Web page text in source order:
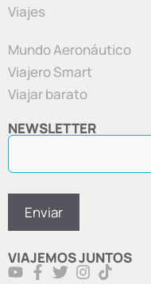
Viajes
Mundo Aeronáutico
Viajero Smart
Viajar barato
NEWSLETTER
VIAJEMOS JUNTOS